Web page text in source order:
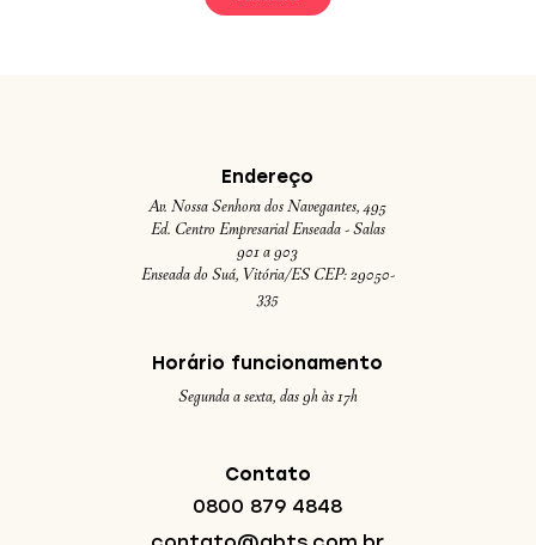
Endereço
Av. Nossa Senhora dos Navegantes, 495
Ed. Centro Empresarial Enseada - Salas
901 a 903
Enseada do Suá, Vitória/ES CEP: 29050-
335
Horário funcionamento
Segunda a sexta, das 9h às 17h
Contato
0800 879 4848